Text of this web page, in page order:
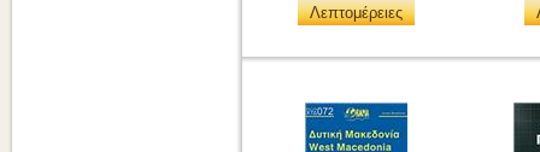
Λεπτομέρειες